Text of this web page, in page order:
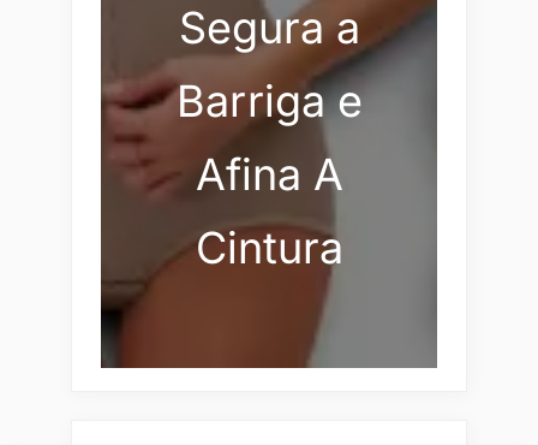
Segura a
Barriga e
Afina A
Cintura